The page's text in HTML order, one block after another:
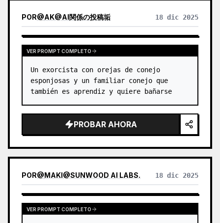
atuendo determinado…
POR@AK@AI関係の投稿垢 18 dic 2025
VER PROMPT COMPLETO
Un exorcista con orejas de conejo
esponjosas y un familiar conejo que
también es aprendiz y quiere bañarse
PROBAR AHORA
POR@MAKI@SUNWOOD AI LABS. 18 dic 2025
VER PROMPT COMPLETO